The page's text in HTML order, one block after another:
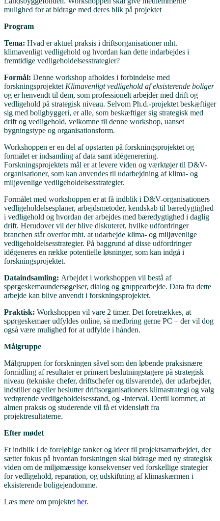
mulighed for at bidrage med deres blik på projektet
Program
Tema: Hvad er aktuel praksis i driftsorganisationer mht.
klimavenligt vedligehold og hvordan kan dette indarbejdes i
fremtidige vedligeholdelsesstrategier?
Formål: Denne workshop afholdes i forbindelse med
forskningsprojektet Klimavenligt vedligehold af eksisterende boliger
og er henvendt til dem, som professionelt arbejder med drift og
vedligehold på strategisk niveau. Selvom Ph.d.-projektet beskæftiger
sig med boligbyggeri, er alle, som beskæftiger sig strategisk med
drift og vedligehold, velkomne til denne workshop, uanset
bygningstype og organisationsform.
Workshoppen er en del af opstarten på forskningsprojektet og
formålet er indsamling af data samt idégenerering.
Forskningsprojektets mål er at levere viden og værktøjer til D&V-
organisationer, som kan anvendes til udarbejdning af klima- og
miljøvenlige vedligeholdelsesstrategier.
Formålet med workshoppen er at få indblik i D&V-organisationers
vedligeholdelsesplaner, arbejdsmetoder, kendskab til bæredygtighed
i vedligehold og hvordan der arbejdes med bæredygtighed i daglig
drift. Herudover vil der blive diskuteret, hvilke udfordringer
branchen står overfor mht. at udarbejde klima- og miljøvenlige
vedligeholdelsesstrategier. På baggrund af disse udfordringer
idégeneres en række potentielle løsninger, som kan indgå i
forskningsprojektet.
Dataindsamling: Arbejdet i workshoppen vil bestå af
spørgeskemaundersøgelser, dialog og gruppearbejde. Data fra dette
arbejde kan blive anvendt i forskningsprojektet.
Praktisk: Workshoppen vil vare 2 timer. Det foretrækkes, at
spørgeskemaer udfyldes online, så medbring gerne PC – der vil dog
også være mulighed for at udfylde i hånden.
Målgruppe
Målgruppen for forskningen såvel som den løbende praksisnære
formidling af resultater er primært beslutningstagere på strategisk
niveau (tekniske chefer, driftschefer og tilsvarende), der udarbejder,
indstiller og/eller beslutter driftsorganisationers klimastrategi og valg
vedrørende vedligeholdelsesstand, og -interval. Dertil kommer, at
almen praksis og studerende vil få et vidensløft fra
projektresultaterne.
Efter mødet
Et indblik i de foreløbige tanker og ideer til projektsamarbejdet, der
sætter fokus på hvordan forskningen skal bidrage med ny strategisk
viden om de miljømæssige konsekvenser ved forskellige strategier
for vedligehold, reparation, og udskiftning af klimaskærmen i
eksisterende boligejendomme.
Læs mere om projektet her.